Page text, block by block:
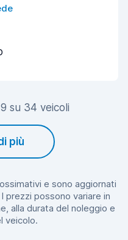
su 34 veicoli
più
e sono aggiornati
prezzi possono variare in
alla durata del noleggio e
veicolo.